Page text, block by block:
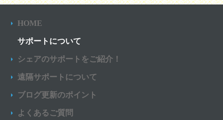
HOME
サポートについて
シェアのサポートをご紹介！
遠隔サポートについて
ブログ更新のポイント
よくあるご質問